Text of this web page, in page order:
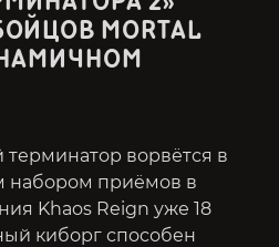
MORTAL
ворвётся в
набором приёмов в
Khaos Reign уже 18
киборг способен